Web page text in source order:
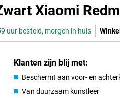
Xiaomi
uur besteld, morgen in huis
Klanten zijn blij met:
Beschermt aan voor- en
Van duurzaam kunstleer